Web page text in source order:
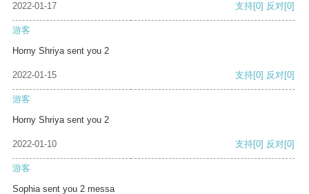
2022-01-17 支持[0] 反对[0]
游客
Horny Shriya sent you 2
2022-01-15 支持[0] 反对[0]
游客
Horny Shriya sent you 2
2022-01-10 支持[0] 反对[0]
游客
Sophia sent you 2 messa